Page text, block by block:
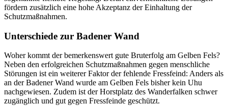
fördern zusätzlich eine hohe Akzeptanz der Einhaltung der
Schutzmaßnahmen.
Unterschiede zur Badener Wand
Woher kommt der bemerkenswert gute Bruterfolg am Gelben Fels?
Neben den erfolgreichen Schutzmaßnahmen gegen menschliche
Störungen ist ein weiterer Faktor der fehlende Fressfeind: Anders als
an der Badener Wand wurde am Gelben Fels bisher kein Uhu
nachgewiesen. Zudem ist der Horstplatz des Wanderfalken schwer
zugänglich und gut gegen Fressfeinde geschützt.